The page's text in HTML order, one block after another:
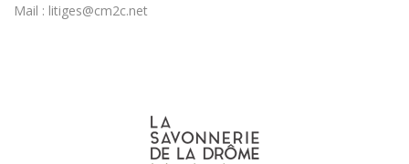
Mail : litiges@cm2c.net